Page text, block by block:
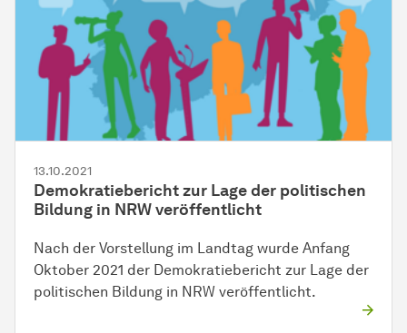
13.10.2021
Demokratiebericht zur Lage der politischen
Bildung in NRW veröffentlicht
Nach der Vorstellung im Landtag wurde Anfang
Oktober 2021 der Demokratiebericht zur Lage der
politischen Bildung in NRW veröffentlicht.